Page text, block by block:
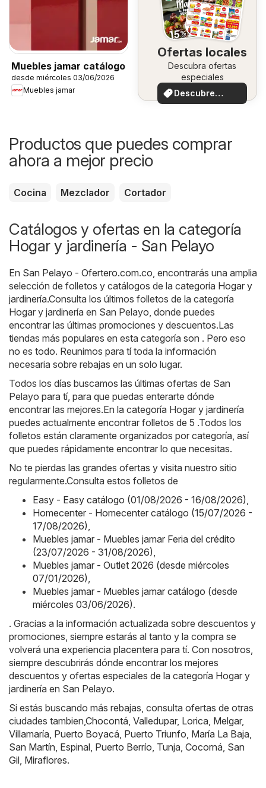
Muebles jamar catálogo
desde miércoles 03/06/2026
Muebles jamar
Ofertas locales
Descubra ofertas
especiales
Descubre
ofertas
Productos que puedes comprar
ahora a mejor precio
Cocina Mezclador Cortador
Catálogos y ofertas en la categoría
Hogar y jardinería - San Pelayo
En San Pelayo - Ofertero.com.co , encontrarás una amplia
selección de folletos y catálogos de la categoría Hogar y
jardinería.Consulta los últimos folletos de la categoría
Hogar y jardinería en San Pelayo, donde puedes
encontrar las últimas promociones y descuentos.Las
tiendas más populares en esta categoría son . Pero eso
no es todo. Reunimos para tí toda la información
necesaria sobre rebajas en un solo lugar.
Todos los días buscamos las últimas ofertas de San
Pelayo para tí, para que puedas enterarte dónde
encontrar las mejores.En la categoría Hogar y jardinería
puedes actualmente encontrar folletos de 5 .Todos los
folletos están claramente organizados por categoría, así
que puedes rápidamente encontrar lo que necesitas.
No te pierdas las grandes ofertas y visita nuestro sitio
regularmente.Consulta estos folletos de
Easy - Easy catálogo (01/08/2026 - 16/08/2026)
Homecenter - Homecenter catálogo (15/07/2026 -
17/08/2026)
Muebles jamar - Muebles jamar Feria del crédito
(23/07/2026 - 31/08/2026)
Muebles jamar - Outlet 2026 (desde miércoles
07/01/2026)
Muebles jamar - Muebles jamar catálogo (desde
miércoles 03/06/2026).
. Gracias a la información actualizada sobre descuentos y
promociones, siempre estarás al tanto y la compra se
volverá una experiencia placentera para tí. Con nosotros,
siempre descubrirás dónde encontrar los mejores
descuentos y ofertas especiales de la categoría Hogar y
jardinería en San Pelayo.
Si estás buscando más rebajas, consulta ofertas de otras
ciudades tambien, Chocontá Valledupar, Lorica Melgar,
Villamaría Puerto Boyacá Puerto Triunfo María La Baja
San Martín Espinal Puerto Berrío Tunja Cocorná San
Gil Miraflores.